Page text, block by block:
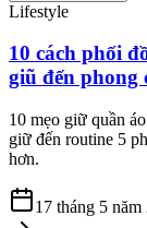
Lifestyle
10 cách phối
giũ đến phong
10 mẹo giữ quần
giữ đến routine 5
hơn.
17 tháng 5 năm